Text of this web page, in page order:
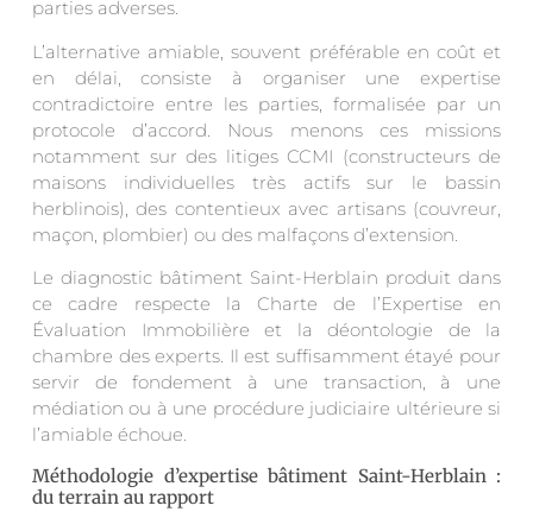
parties adverses.
L’alternative amiable, souvent préférable en coût et
en délai, consiste à organiser une expertise
contradictoire entre les parties, formalisée par un
protocole d’accord. Nous menons ces missions
notamment sur des litiges CCMI (constructeurs de
maisons individuelles très actifs sur le bassin
herblinois), des contentieux avec artisans (couvreur,
maçon, plombier) ou des malfaçons d’extension.
Le diagnostic bâtiment Saint-Herblain produit dans
ce cadre respecte la Charte de l’Expertise en
Évaluation Immobilière et la déontologie de la
chambre des experts. Il est suffisamment étayé pour
servir de fondement à une transaction, à une
médiation ou à une procédure judiciaire ultérieure si
l’amiable échoue.
Méthodologie d’expertise bâtiment Saint-Herblain :
du terrain au rapport